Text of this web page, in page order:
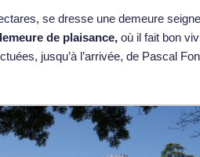
se dresse une demeure
de plaisance, où il fait bon
jusqu’à l’arrivée, de Pascal